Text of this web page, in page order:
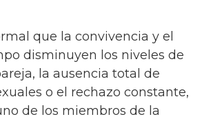
que la convivencia y el
disminuyen los niveles de
la ausencia total de
o el rechazo constante,
de los miembros de la